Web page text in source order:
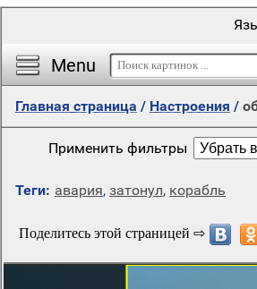
Menu
Главная страница / Настроения /
Применить фильтры
Теги: авария, затонул, корабль